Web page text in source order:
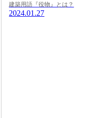
建築用語『役物』とは？
2024.01.27